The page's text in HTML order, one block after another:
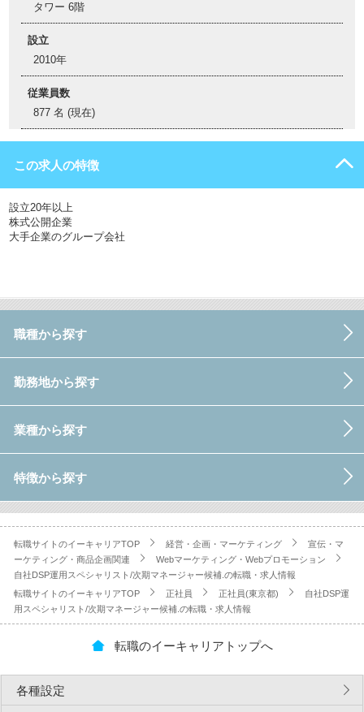
タワー 6階
設立
2010年
従業員数
877 名 (現在)
この求人の特徴
設立20年以上
株式公開企業
大手企業のグループ会社
職種から探す
勤務地から探す
業種から探す
特徴から探す
転職サイトのイーキャリアTOP 経営・企画・マーケティング
宣伝・マ
ーケティング・商品企画関連
Webマーケティング・Webプロモーション
自社DSP運用スペシャリスト/次期マネージャー候補.の転職・求人情報
転職サイトのイーキャリアTOP
正社員 正社員(東京都)
自社DSP運
用スペシャリスト/次期マネージャー候補.の転職・求人情報
転職のイーキャリアトップへ
各種設定